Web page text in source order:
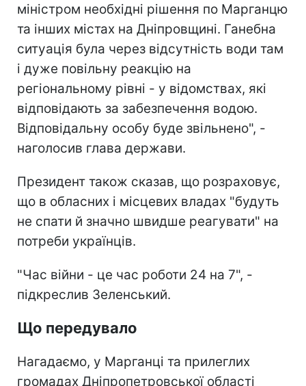
міністром необхідні рішення по Марганцю
та інших містах на Дніпровщині. Ганебна
ситуація була через відсутність води там
і дуже повільну реакцію на
регіональному рівні - у відомствах, які
відповідають за забезпечення водою.
Відповідальну особу буде звільнено", -
наголосив глава держави.
Президент також сказав, що розраховує,
що в обласних і місцевих владах "будуть
не спати й значно швидше реагувати" на
потреби українців.
"Час війни - це час роботи 24 на 7", -
підкреслив Зеленський.
Що передувало
Нагадаємо, у Марганці та прилеглих
громадах Дніпропетровської області